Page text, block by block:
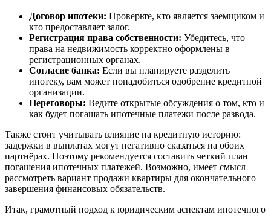
Договор ипотеки: Проверьте, кто является заемщиком и
кто предоставляет залог.
Регистрация права собственности: Убедитесь, что
права на недвижимость корректно оформлены в
регистрационных органах.
Согласие банка: Если вы планируете разделить
ипотеку, вам может понадобиться одобрение кредитной
организации.
Переговоры: Ведите открытые обсуждения о том, кто и
как будет погашать ипотечные платежи после развода.
Также стоит учитывать влияние на кредитную историю:
задержки в выплатах могут негативно сказаться на обоих
партнёрах. Поэтому рекомендуется составить четкий план
погашения ипотечных платежей. Возможно, имеет смысл
рассмотреть вариант продажи квартиры для окончательного
завершения финансовых обязательств.
Итак, грамотный подход к юридическим аспектам ипотечного